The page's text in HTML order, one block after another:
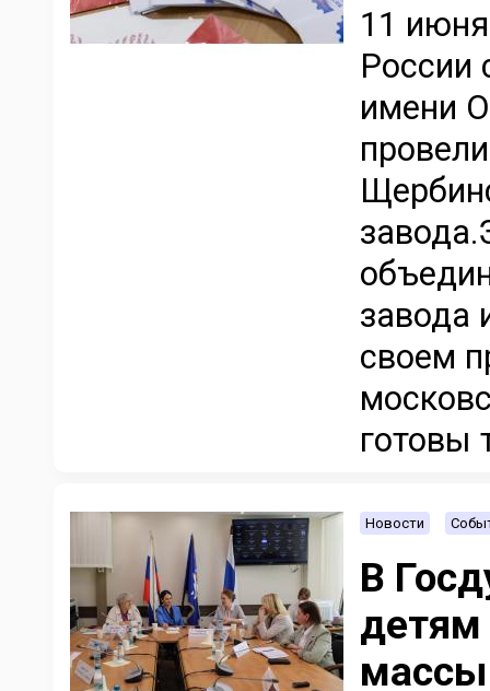
11
России
имени
завода
своем
готовы
Новости
В